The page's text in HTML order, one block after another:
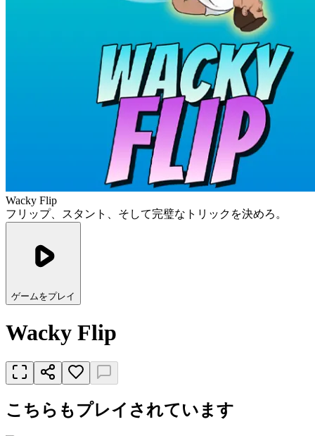
Wacky Flip
フリップ、スタント、そして完璧なトリックを決めろ。
ゲームをプレイ
Wacky Flip
こちらもプレイされています